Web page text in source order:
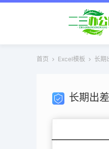
首页 Excel模板 长期
长期出